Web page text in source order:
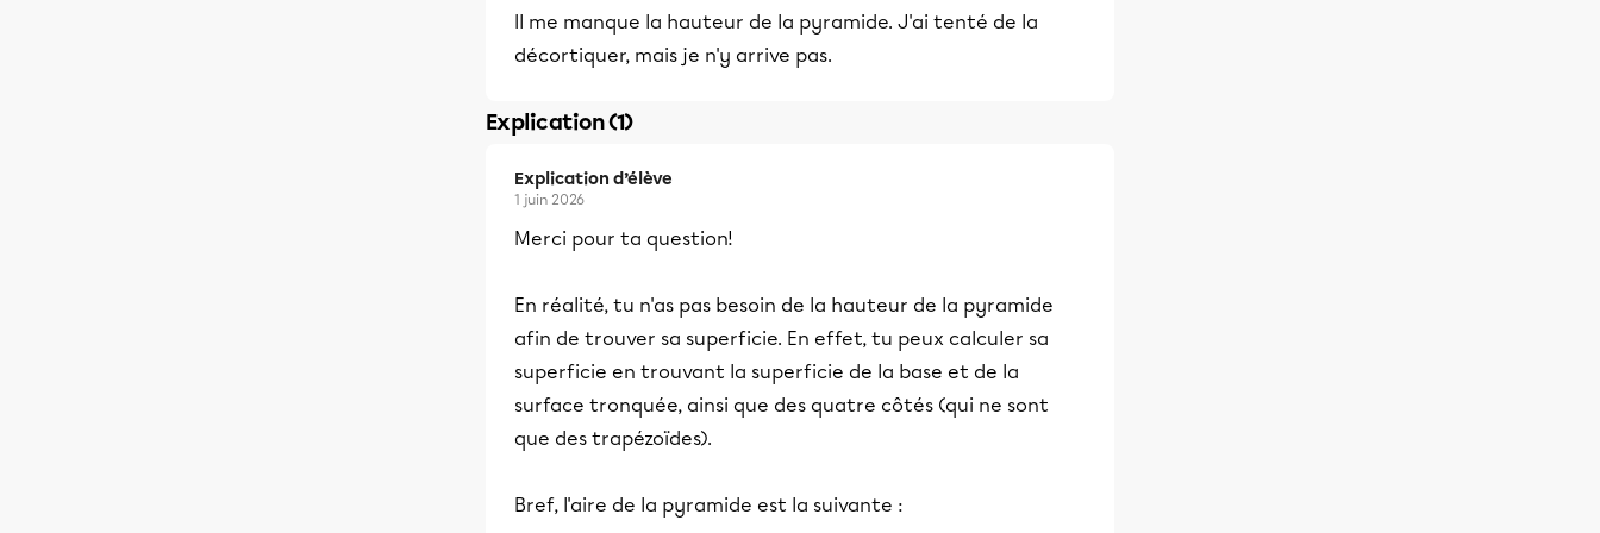
Il me manque la hauteur de la pyramide. J'ai tenté de la
décortiquer, mais je n'y arrive pas.
Explication (1)
Explication d’élève
1 juin 2026
Merci pour ta question!
En réalité, tu n'as pas besoin de la hauteur de la pyramide
afin de trouver sa superficie. En effet, tu peux calculer sa
superficie en trouvant la superficie de la base et de la
surface tronquée, ainsi que des quatre côtés (qui ne sont
que des trapézoïdes).
Bref, l'aire de la pyramide est la suivante :